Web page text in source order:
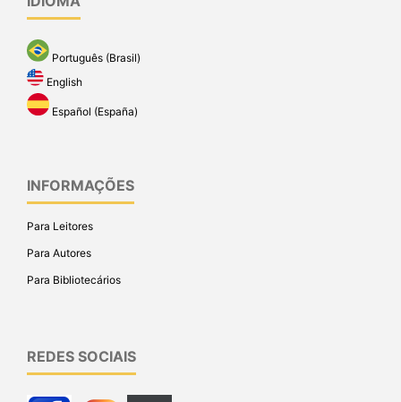
Português (Brasil)
English
Español (España)
INFORMAÇÕES
Para Leitores
Para Autores
Para Bibliotecários
REDES SOCIAIS